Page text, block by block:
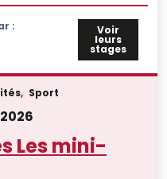
: Voir
leurs
stages
, Sport
2026
Les mini-